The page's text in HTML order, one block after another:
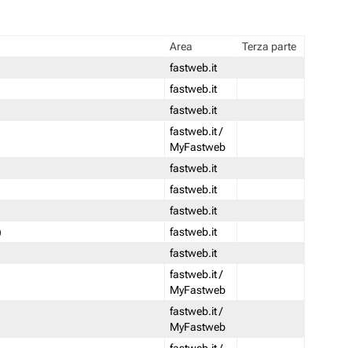
Area
Terza parte
fastweb.it
fastweb.it
fastweb.it
fastweb.it /
MyFastweb
fastweb.it
fastweb.it
fastweb.it
fastweb.it
fastweb.it
fastweb.it /
MyFastweb
fastweb.it /
MyFastweb